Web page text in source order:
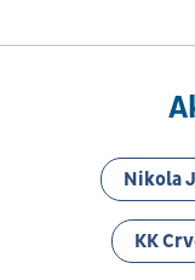
Nikola
KK